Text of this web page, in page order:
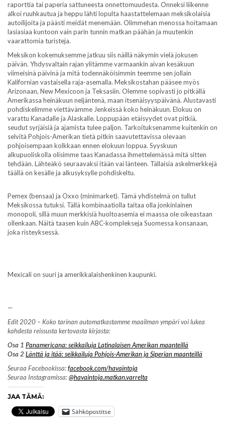
raporttia tai paperia sattuneesta onnettomuudesta. Onneksi liikenne
alkoi ruuhkautua ja heppu lähti lopulta haastattelemaan meksikolaisia
autoilijoita ja päästi meidät menemään. Olimmehan menossa hoitamaan
lasiasiaa kuntoon vain parin tunnin matkan päähän ja muutenkin
vaarattomia turisteja.
Meksikon kokemuksemme jatkuu siis näillä näkymin vielä jokusen
päivän. Yhdysvaltain rajan ylitämme varmaankin aivan kesäkuun
viimeisinä päivinä ja mitä todennäköisimmin teemme sen jollain
Kalifornian vastaisella raja-asemalla. Meksikostahan pääsee myös
Arizonaan, New Mexicoon ja Teksasiin. Olemme sopivasti jo pitkällä
Amerikassa heinäkuun neljäntenä, maan itsenäisyyspäivänä. Alustavasti
pohdiskelimme viettävämme Jenkeissä koko heinäkuun. Elokuu on
varattu Kanadalle ja Alaskalle. Loppupään etäisyydet ovat pitkiä,
seudut syrjäisiä ja ajamista tulee paljon. Tarkoituksenamme kuitenkin on
selvitä Pohjois-Amerikan tietä pitkin saavutettavissa olevaan
pohjoisempaan kolkkaan ennen elokuun loppua. Syyskuun
alkupuoliskolla olisimme taas Kanadassa ihmettelemässä mitä sitten
tehdään. Lähteäkö seuraavaksi itään vai länteen. Tällaisia askelmerkkejä
täällä on kesälle ja alkusyksylle pohdiskeltu.
Pemex (bensaa) ja Oxxo (minimarket). Tämä yhdistelmä on tullut
Meksikossa tutuksi. Tällä kombinaatiolla taitaa olla jonkinlainen
monopoli, sillä muun merkkisiä huoltoasemia ei maassa ole oikeastaan
ollenkaan. Näitä taasen kuin ABC-komplekseja Suomessa konsanaan,
joka risteyksessä.
Mexicali on suuri ja amerikkalaishenkinen kaupunki.
—
Edit 2020 – Koko tarinan automatkastamme maailman ympäri voi lukea
kahdesta reissusta kertovasta kirjasta:
Osa 1 Panamericana: seikkailuja Latinalaisen Amerikan maanteillä
Osa 2Länttä ja itää: seikkailuja Pohjois-Amerikan ja Siperian maanteillä
Seuraa Facebookissa:facebook.com/havaintoja
Seuraa Instagramissa:@havaintoja.matkan.varrelta
JAA TÄMÄ:
Sähköpostitse